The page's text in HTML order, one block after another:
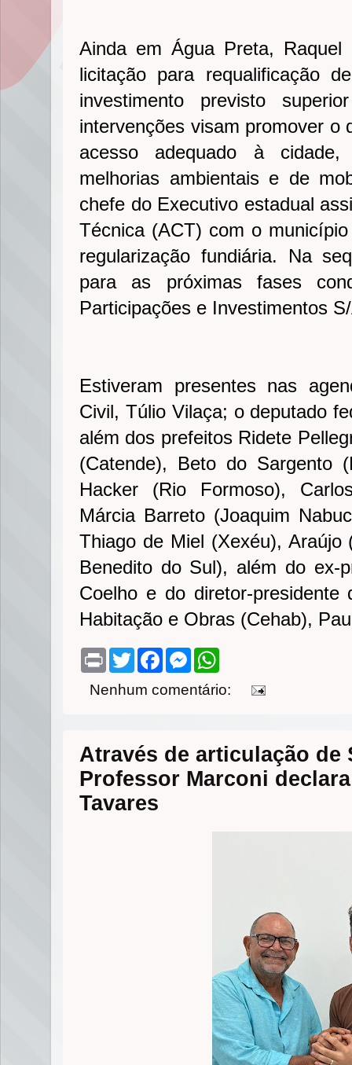
Ainda em Água Preta, Raquel
licitação para requalificação
investimento previsto
intervenções visam promover o
acesso adequado à
melhorias ambientais e de
chefe do Executivo estadual
Técnica (ACT) com o
regularização fundiária. Na
para as próximas fases
Participações e Investimentos
Estiveram presentes nas
Civil, Túlio Vilaça; o deputado
além dos prefeitos Ridete
(Catende), Beto do Sargento
Hacker (Rio Formoso),
Márcia Barreto (Joaquim
Thiago de Miel (Xexéu),
Benedito do Sul), além do ex-
Coelho e do diretor-presidente
Habitação e Obras (Cehab),
P
n
T
w
t
F
e
M
s
t
Nenhum comentário:
Através de articulação
Professor Marconi
Tavares